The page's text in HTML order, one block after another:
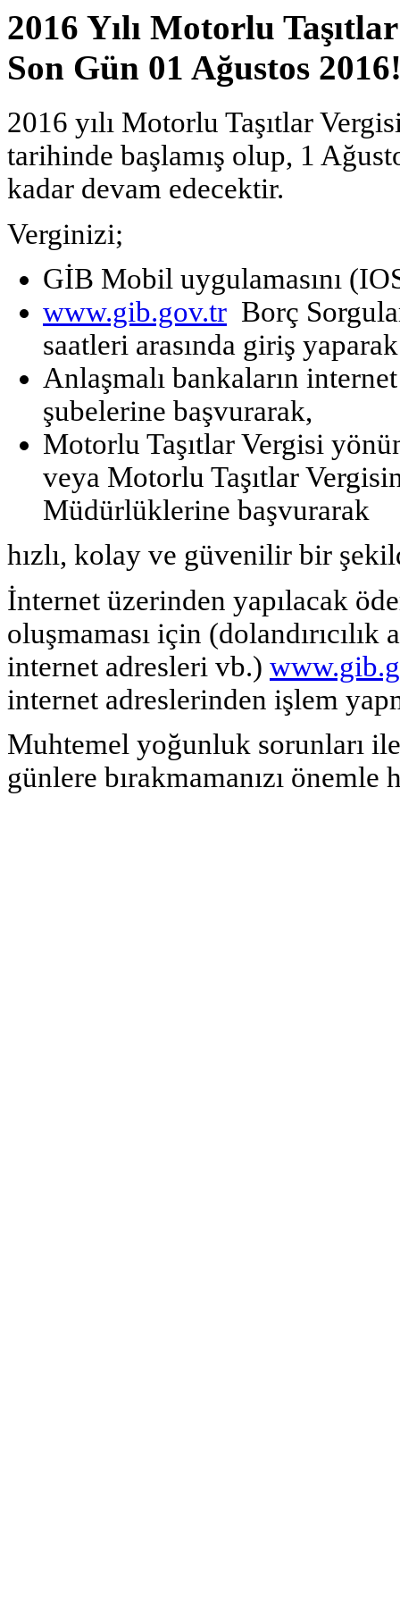
2016 Yılı Motorlu
Son Gün 01 Ağustos
2016 yılı Motorlu Taşıtlar
tarihinde başlamış olup, 1
kadar devam edecektir.
Verginizi;
GİB Mobil uygulamasını
www.gib.gov.tr Borç
saatleri arasında giriş
Anlaşmalı bankaların
şubelerine başvurarak,
Motorlu Taşıtlar Vergisi
veya Motorlu Taşıtlar
Müdürlüklerine başvurarak
hızlı, kolay ve güvenilir bir
İnternet üzerinden yapılacak
oluşmaması için
internet adresleri vb.)
internet adreslerinden işlem
Muhtemel yoğunluk sorunları
günlere bırakmamanızı önemle